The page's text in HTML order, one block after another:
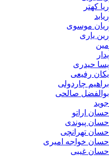
آریا کهتر
آریابد
آریان موسوی
آرین یاری
آمین
آیدار
آیسا حیدری
آیکان رفیعی
ابراهیم چاردولی
ابوالفضل صالحی
اجوید
احسان اراتو
احسان پیوندی
احسان تهرانچی
احسان خواجه امیری
احسان غیبی